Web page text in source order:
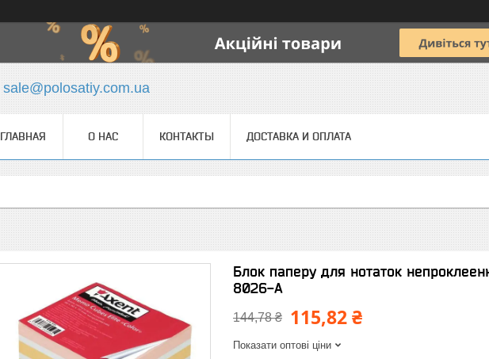
sale@polosatiy.com.ua
ГЛАВНАЯ О НАС КОНТАКТЫ ДОСТАВКА И ОПЛАТА
Блок паперу для нотаток
8026-A
144,78 ₴ 115,82 ₴
Показати оптові ціни